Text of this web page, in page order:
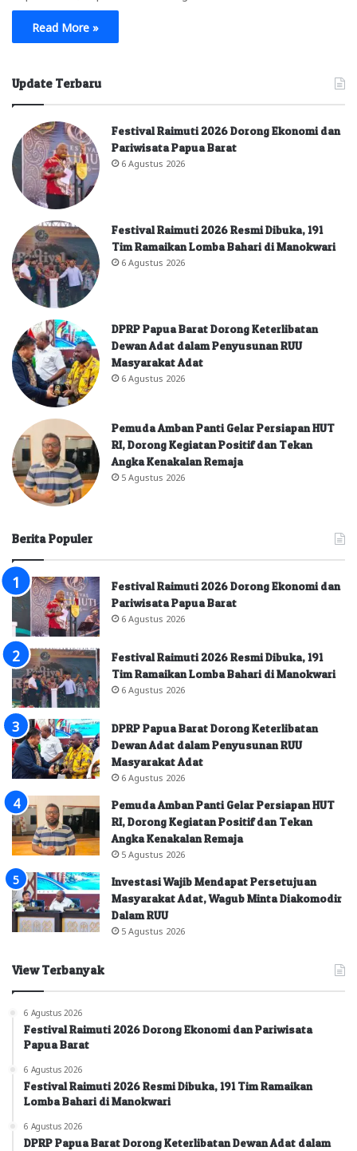
Read More »
Update Terbaru
Festival Raimuti 2026 Dorong Ekonomi dan
Pariwisata Papua Barat
6 Agustus 2026
Festival Raimuti 2026 Resmi Dibuka, 191
Tim Ramaikan Lomba Bahari di Manokwari
6 Agustus 2026
DPRP Papua Barat Dorong Keterlibatan
Dewan Adat dalam Penyusunan RUU
Masyarakat Adat
6 Agustus 2026
Pemuda Amban Panti Gelar Persiapan HUT
RI, Dorong Kegiatan Positif dan Tekan
Angka Kenakalan Remaja
5 Agustus 2026
Berita Populer
Festival Raimuti 2026 Dorong Ekonomi dan
Pariwisata Papua Barat
6 Agustus 2026
Festival Raimuti 2026 Resmi Dibuka, 191
Tim Ramaikan Lomba Bahari di Manokwari
6 Agustus 2026
DPRP Papua Barat Dorong Keterlibatan
Dewan Adat dalam Penyusunan RUU
Masyarakat Adat
6 Agustus 2026
Pemuda Amban Panti Gelar Persiapan HUT
RI, Dorong Kegiatan Positif dan Tekan
Angka Kenakalan Remaja
5 Agustus 2026
Investasi Wajib Mendapat Persetujuan
Masyarakat Adat, Wagub Minta Diakomodir
Dalam RUU
5 Agustus 2026
View Terbanyak
6 Agustus 2026
Festival Raimuti 2026 Dorong Ekonomi dan Pariwisata
Papua Barat
6 Agustus 2026
Festival Raimuti 2026 Resmi Dibuka, 191 Tim Ramaikan
Lomba Bahari di Manokwari
6 Agustus 2026
DPRP Papua Barat Dorong Keterlibatan Dewan Adat dalam